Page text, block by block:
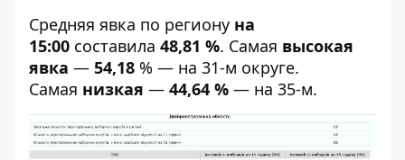
Средняя явка по региону на
15:00 составила 48,81 %. Самая высокая
явка — 54,18 % — на 31-м округе.
Самая низкая — 44,64 % — на 35-м.